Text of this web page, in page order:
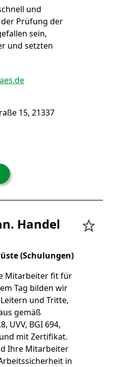
und
Prüfung der
sein,
und setzten
15, 21337
Handel
(Schulungen)
Mitarbeiter fit für
Tag bilden wir
und Tritte,
gemäß
UVV, BGI 694,
mit Zertifikat.
Ihre Mitarbeiter
in